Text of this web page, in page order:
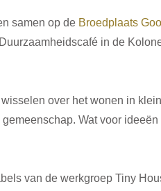
samen op de Broedplaats
in de
over het wonen in
Wat voor
van de werkgroep Tiny